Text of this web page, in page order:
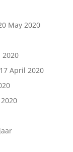
May 2020
2020
17 April 2020